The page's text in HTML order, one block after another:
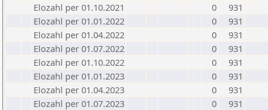
Elozahl per 01.10.2021
0
931
Elozahl per 01.01.2022
0
931
Elozahl per 01.04.2022
0
931
Elozahl per 01.07.2022
0
931
Elozahl per 01.10.2022
0
931
Elozahl per 01.01.2023
0
931
Elozahl per 01.04.2023
0
931
Elozahl per 01.07.2023
0
931